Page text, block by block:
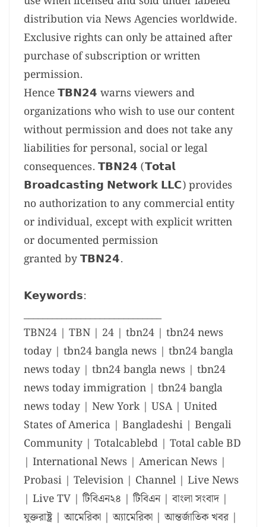
distribution via News Agencies worldwide.
Exclusive rights can only be attained after
purchase of subscription or written
permission.
Hence 𝗧𝗕𝗡𝟮𝟰 warns viewers and
organizations who wish to use our content
without permission and does not take any
liabilities for personal, social or legal
consequences. 𝗧𝗕𝗡𝟮𝟰 (𝗧𝗼𝘁𝗮𝗹
𝗕𝗿𝗼𝗮𝗱𝗰𝗮𝘀𝘁𝗶𝗻𝗴 𝗡𝗲𝘁𝘄𝗼𝗿𝗸 𝗟𝗟𝗖) provides
no authorization to any commercial entity
or individual, except with explicit written
or documented permission
granted by 𝗧𝗕𝗡𝟮𝟰.
𝗞𝗲𝘆𝘄𝗼𝗿𝗱𝘀:
_____________________________
TBN24 | TBN | 24 | tbn24 | tbn24 news
today | tbn24 bangla news | tbn24 bangla
news today | tbn24 bangla news | tbn24
news today immigration | tbn24 bangla
news today | New York | USA | United
States of America | Bangladeshi | Bengali
Community | Totalcablebd | Total cable BD
| International News | American News |
Probasi | Television | Channel | Live News
| Live TV | টিবিএন২৪ | টিবিএন | বাংলা সংবাদ |
যুক্তরাষ্ট্র | আমেরিকা | অ্যামেরিকা | আন্তর্জাতিক খবর |